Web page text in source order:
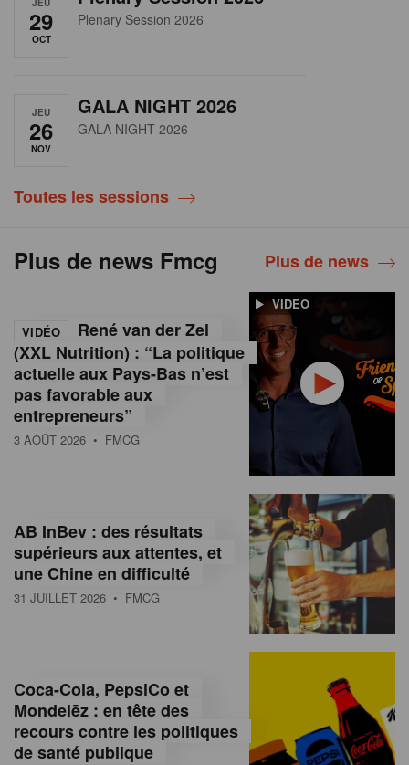
29
OCT
Plenary Session 2026
JEU
26
NOV
GALA NIGHT 2026
GALA NIGHT 2026
Toutes les sessions
Plus de news Fmcg Plus de news
VIDEO
VIDÉO
René van der Zel
(XXL Nutrition) : “La politique
actuelle aux Pays-Bas n’est
pas favorable aux
entrepreneurs”
3 AOÛT 2026 • FMCG
AB InBev : des résultats
supérieurs aux attentes, et
une Chine en difficulté
31 JUILLET 2026 • FMCG
Coca-Cola, PepsiCo et
Mondelēz : en tête des
recours contre les politiques
de santé publique